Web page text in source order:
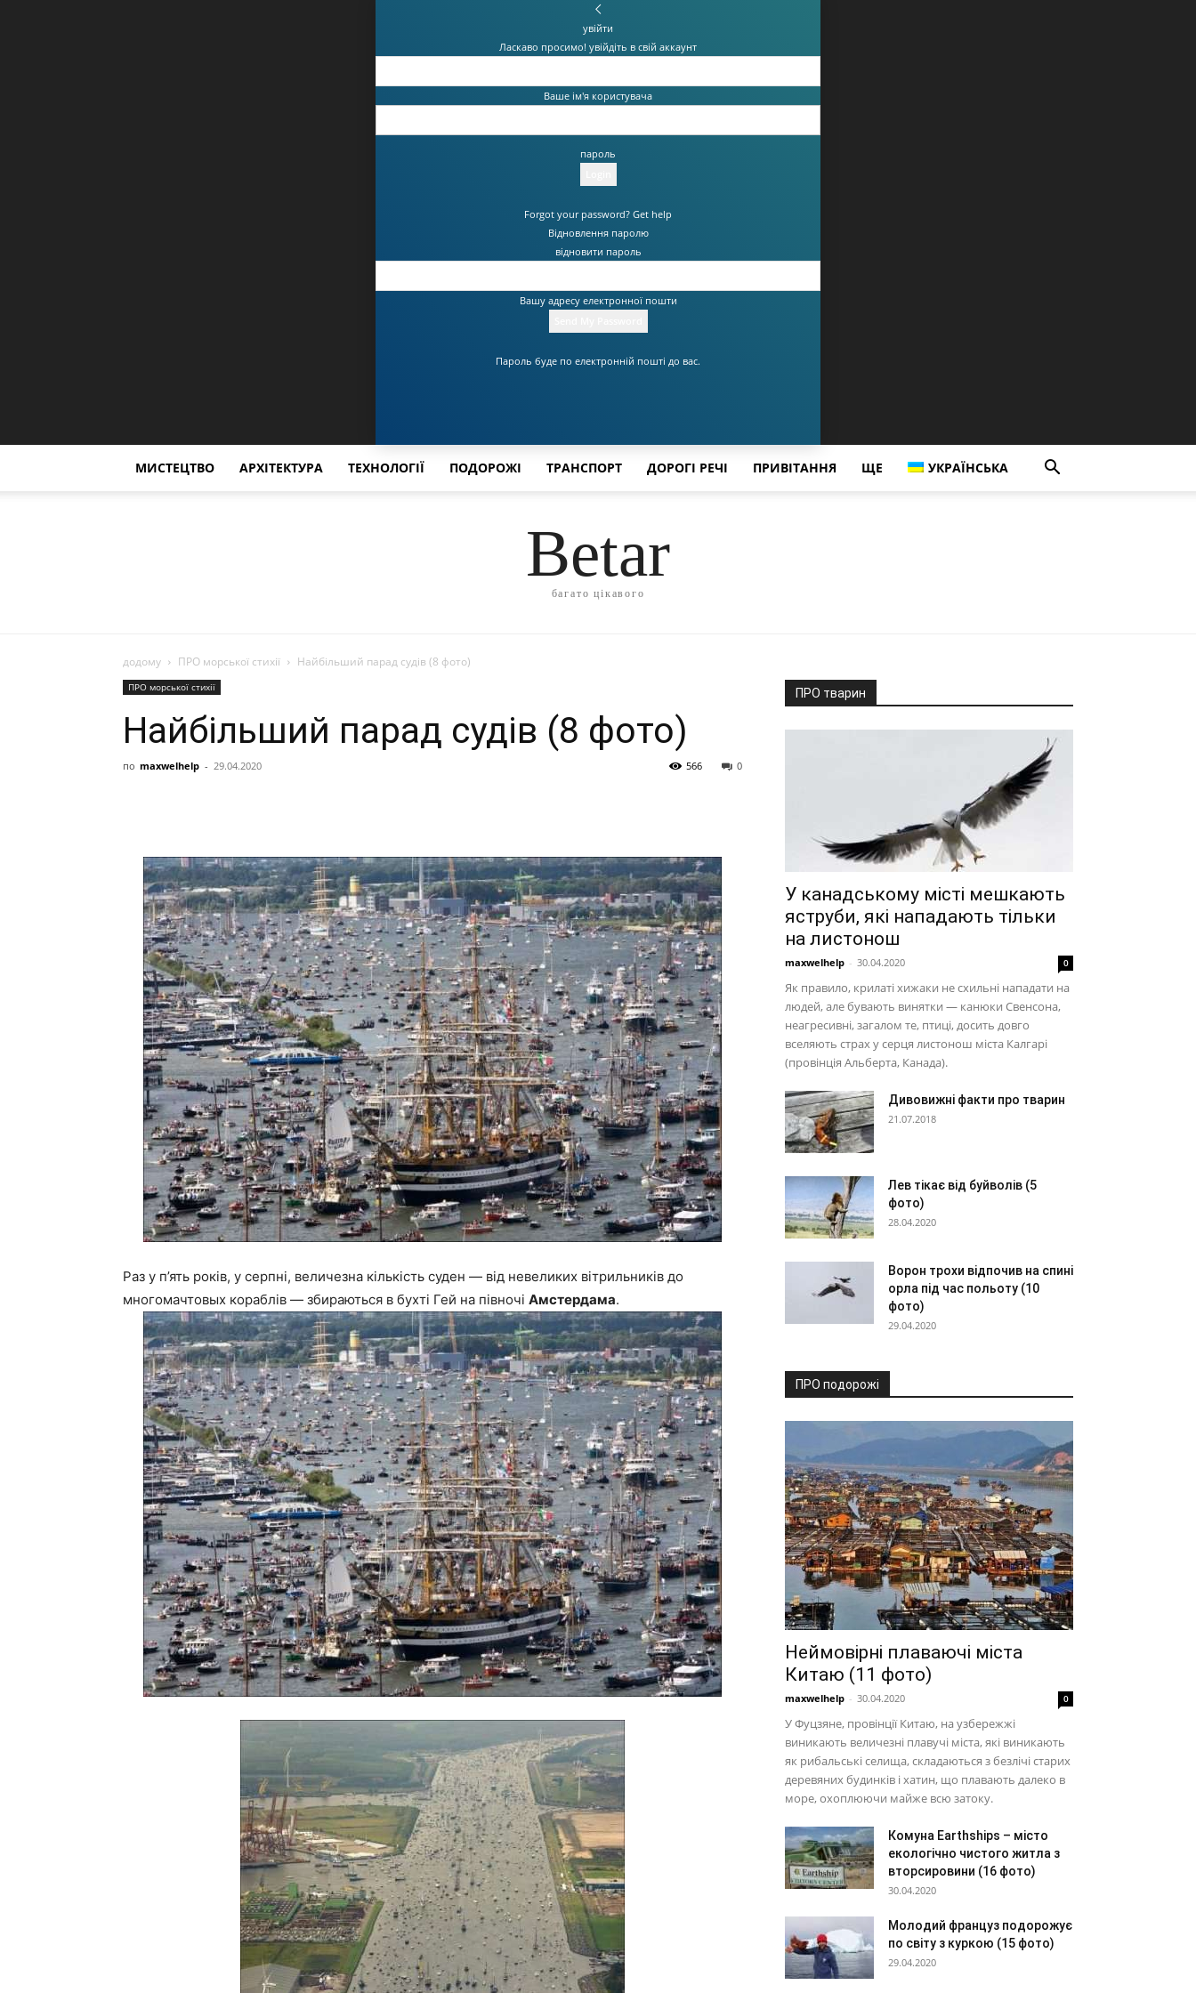
увійти
Ласкаво просимо! увійдіть в свій аккаунт
Ваше ім'я користувача
пароль
Forgot your password? Get help
Відновлення паролю
відновити пароль
Вашу адресу електронної пошти
Пароль буде по електронній пошті до вас.
МИСТЕЦТВО АРХІТЕКТУРА ТЕХНОЛОГІЇ ПОДОРОЖІ ТРАНСПОРТ ДОРОГІ РЕЧІ ПРИВІТАННЯ ЩЕ УКРАЇНСЬКА
Betar
багато цікавого
додому ПРО морської стихії Найбільший парад судів (8 фото)
ПРО морської стихії
Найбільший парад судів (8 фото)
по maxwelhelp - 29.04.2020 0
566
Раз у п’ять років, у серпні, величезна кількість суден — від невеликих вітрильників до
многомачтовых кораблів — збираються в бухті Гей на півночі Амстердама.
ПРО тварин
У канадському місті мешкають
яструби, які нападають тільки
на листонош
maxwelhelp - 30.04.2020 0
Як правило, крилаті хижаки не схильні нападати на
людей, але бувають винятки — канюки Свенсона,
неагресивні, загалом те, птиці, досить довго
вселяють страх у серця листонош міста Калгарі
(провінція Альберта, Канада).
Дивовижні факти про тварин
21.07.2018
Лев тікає від буйволів (5
фото)
28.04.2020
Ворон трохи відпочив на спині
орла під час польоту (10
фото)
29.04.2020
ПРО подорожі
Неймовірні плаваючі міста
Китаю (11 фото)
maxwelhelp - 30.04.2020 0
У Фуцзяне, провінції Китаю, на узбережжі
виникають величезні плавучі міста, які виникають
як рибальські селища, складаються з безлічі старих
деревяних будинків і хатин, що плавають далеко в
море, охоплюючи майже всю затоку.
Комуна Earthships – місто
екологічно чистого житла з
вторсировини (16 фото)
30.04.2020
Молодий француз подорожує
по світу з куркою (15 фото)
29.04.2020